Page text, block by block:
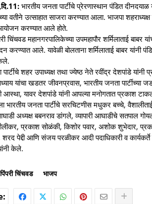
भारतीय जनता पार्टीचे प्रेरणास्थान पंडित दीनदयाळ
वतीने उत्साहात साजरा करण्यात आला. भाजपा
करण्यात आले होते.
चिंचवड महानगरपालिकेच्या उपमहापौर शर्मिलाताई बाबर
करण्यात आले. यावेळी बोलताना शर्मिलाताई बाबर यांनी
शहर उपाध्यक्ष तथा ज्येष्ठ नेते रवींद्र देशपांडे
यांचा खडतर जीवनप्रवास, भारतीय जनता
आस्था, यावर देशपांडे यांनी आपल्या मनोगतात प्रकाश
भारतीय जनता पार्टीचे सरचिटणीस मधुकर बच्चे,
अध्यक्ष बबनराव डांगले, व्यापारी आघाडीचे सतपाल
प्रकाश सोळंकी, किशोर पवार, अशोक शुभेदार,
पेद्दी आणि संजय परळीकर आदी पदाधिकारी व
केले.
पिंपरी चिंचवड भाजप